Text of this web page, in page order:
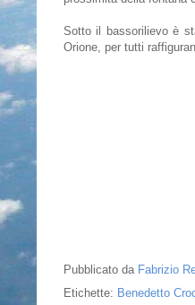
Sotto il bassorilievo è
Orione, per tutti
Pubblicato da Fabrizio
Etichette: Benedetto